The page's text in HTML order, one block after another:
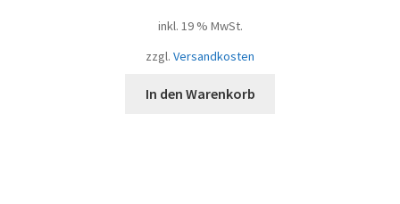
inkl. 19 % MwSt.
zzgl. Versandkosten
In den Warenkorb